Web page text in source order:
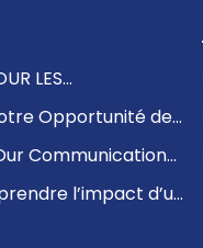
LES
Opportunité de
Communication
l’impact d’un